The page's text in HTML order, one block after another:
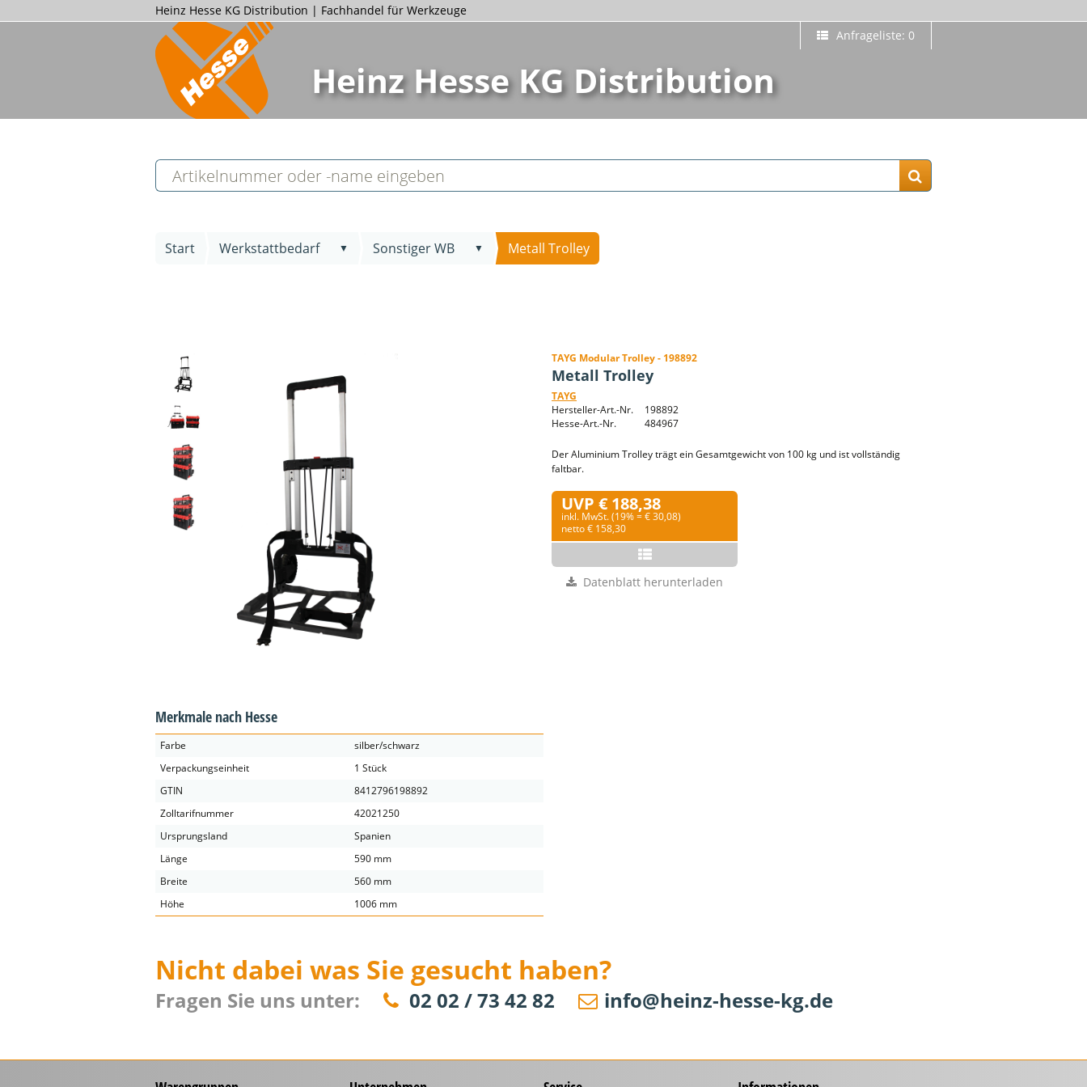
Heinz Hesse KG Distribution | Fachhandel für Werkzeuge
Anfrageliste: 0
Heinz Hesse KG Distribution
Start Werkstattbedarf ▼ Sonstiger WB ▼ Metall Trolley
TAYG Modular Trolley - 198892
Metall Trolley
TAYG
Hersteller-Art.-Nr.
198892
Hesse-Art.-Nr.
484967
Der Aluminium Trolley trägt ein Gesamtgewicht von 100 kg und ist vollständig
faltbar.
UVP € 188,38
inkl. MwSt. (19% = € 30,08)
netto € 158,30
Datenblatt herunterladen
Merkmale nach Hesse
Farbe
silber/schwarz
Verpackungseinheit
1 Stück
GTIN
8412796198892
Zolltarifnummer
42021250
Ursprungsland
Spanien
Länge
590 mm
Breite
560 mm
Höhe
1006 mm
Nicht dabei was Sie gesucht haben?
Fragen Sie uns unter: 02 02 / 73 42 82 info@heinz-hesse-kg.de